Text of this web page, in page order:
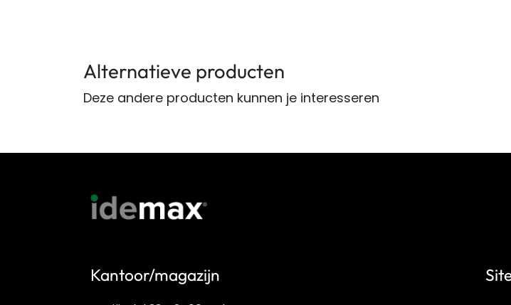
Alternatieve producten
Deze andere producten kunnen je interesseren
Kantoor/magazijn